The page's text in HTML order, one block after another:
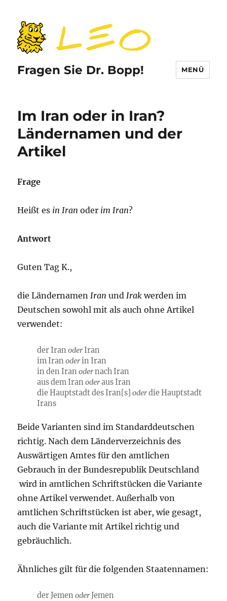
Fragen Sie Dr. Bopp! MENÜ
Im Iran oder in Iran?
Ländernamen und der
Artikel
Frage
Heißt es in Iran oder im Iran?
Antwort
Guten Tag K.,
die LändernamenIran undIrak werden im
Deutschen sowohl mit als auch ohne Artikel
verwendet:
der Iran oderIran
im Iran oderin Iran
in den Iran odernach Iran
aus dem Iran oderaus Iran
die Hauptstadt des Iran[s] oderdie Hauptstadt
Irans
Beide Varianten sind im Standarddeutschen
richtig. Nach dem Länderverzeichnis des
Auswärtigen Amtes für den amtlichen
Gebrauch in der Bundesrepublik Deutschland
wird in amtlichen Schriftstücken die Variante
ohne Artikel verwendet. Außerhalb von
amtlichen Schriftstücken ist aber, wie gesagt,
auch die Variante mit Artikel richtig und
gebräuchlich.
Ähnliches gilt für die folgenden Staatennamen:
der Jemen oderJemen